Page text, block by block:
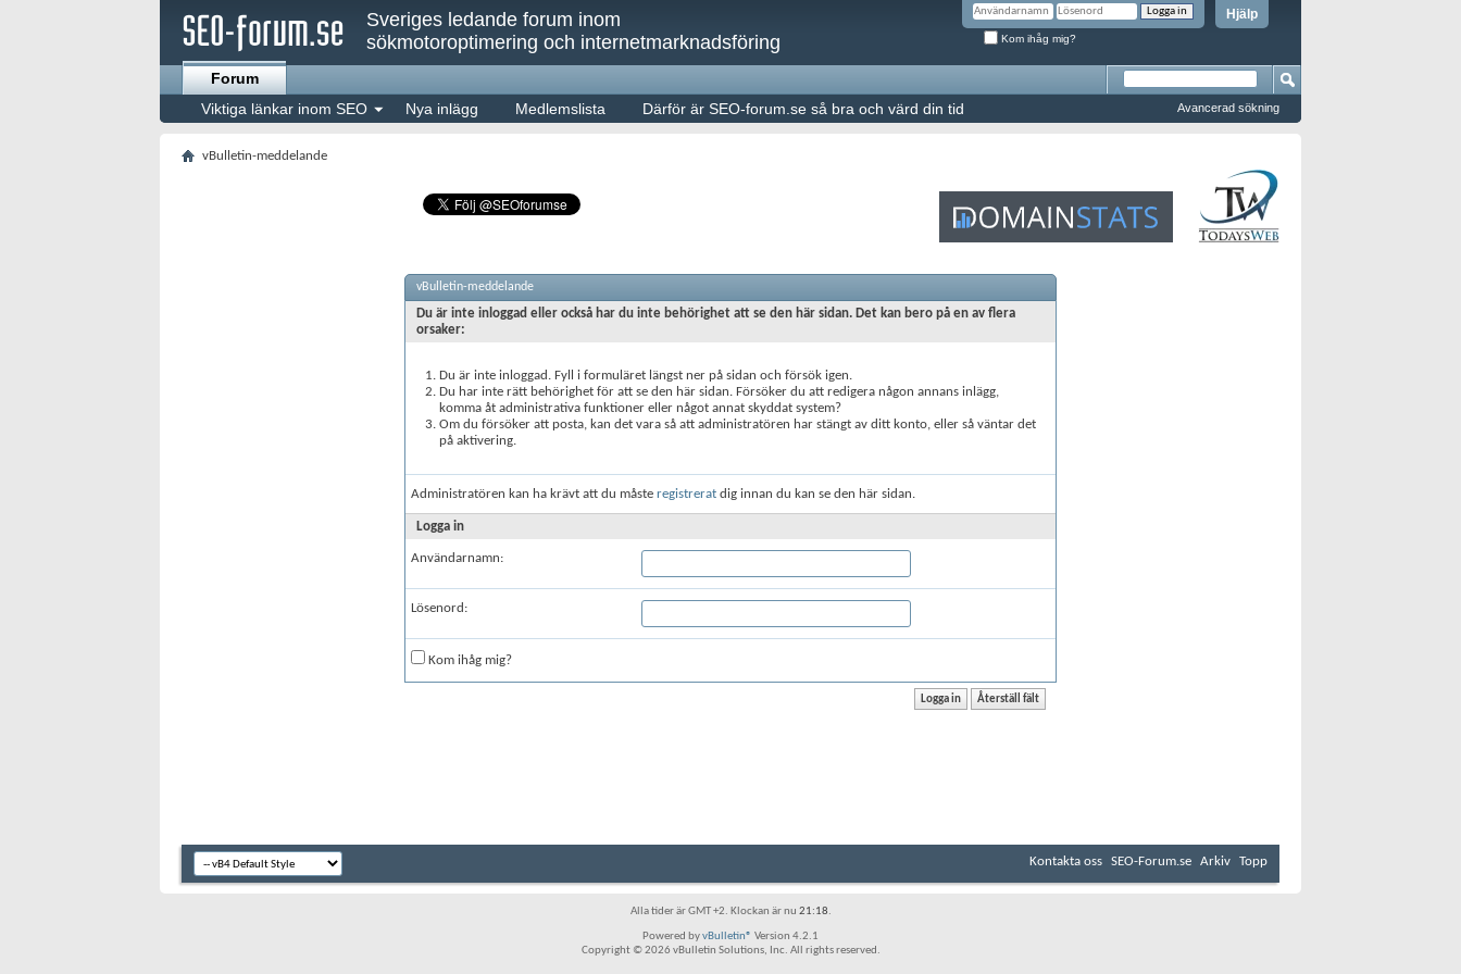
Hjälp
Kom ihåg mig?
Sveriges ledande forum inom
sökmotoroptimering och internetmarknadsföring
Forum
Viktiga länkar inom SEO
Nya inlägg Medlemslista Därför är SEO-forum.se så bra och värd din tid Avancerad sökning
vBulletin-meddelande
vBulletin-meddelande
Du är inte inloggad eller också har du inte behörighet att se den här sidan. Det kan bero på en av flera
orsaker:
Du är inte inloggad. Fyll i formuläret längst ner på sidan och försök igen.
Du har inte rätt behörighet för att se den här sidan. Försöker du att redigera någon annans inlägg,
komma åt administrativa funktioner eller något annat skyddat system?
Om du försöker att posta, kan det vara så att administratören har stängt av ditt konto, eller så väntar det
på aktivering.
Administratören kan ha krävt att du måste registrerat dig innan du kan se den här sidan.
Logga in
Användarnamn:
Lösenord:
Kom ihåg mig?
Kontakta oss SEO-Forum.se Arkiv Topp
Alla tider är GMT +2. Klockan är nu 21:18.
Powered byvBulletin® Version 4.2.1
Copyright © 2026 vBulletin Solutions, Inc. All rights reserved.